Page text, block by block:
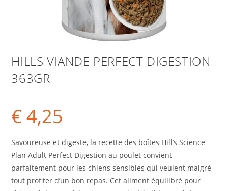
HILLS VIANDE PERFECT DIGESTION
363GR
€4,25
Savoureuse et digeste, la recette des boîtes Hill’s Science
Plan Adult Perfect Digestion au poulet convient
parfaitement pour les chiens sensibles qui veulent malgré
tout profiter d’un bon repas. Cet aliment équilibré pour